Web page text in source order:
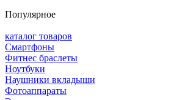
Популярное
каталог товаров
Смартфоны
Фитнес браслеты
Ноутбуки
Наушники вкладыши
Фотоаппараты